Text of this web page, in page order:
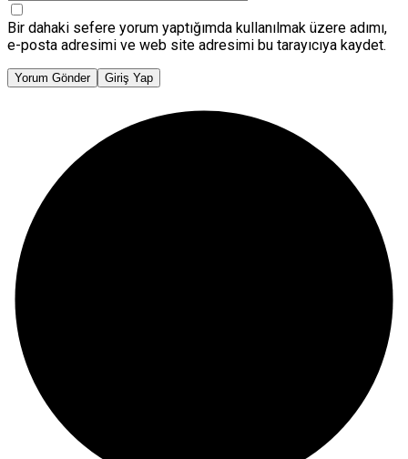
Bir dahaki sefere yorum yaptığımda kullanılmak üzere adımı,
e-posta adresimi ve web site adresimi bu tarayıcıya kaydet.
Yorum Gönder Giriş Yap